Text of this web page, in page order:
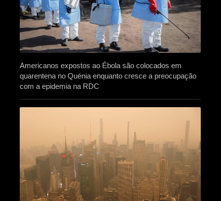
Americanos expostos ao Ébola são colocados em
quarentena no Quénia enquanto cresce a preocupação
com a epidemia na RDC